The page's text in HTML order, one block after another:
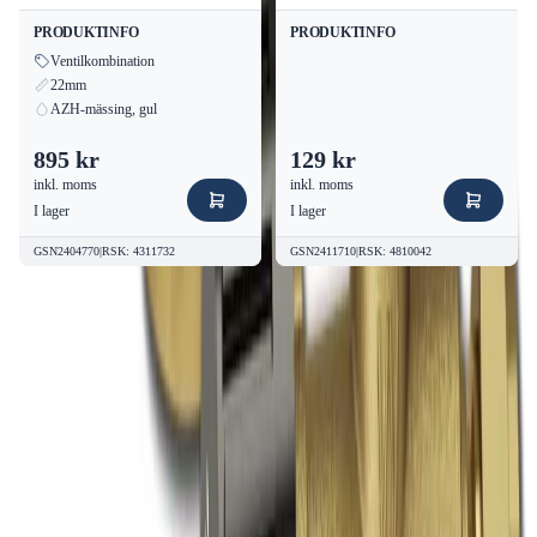
PRODUKTINFO
Ventilkombination
22mm
AZH-mässing, gul
895 kr
inkl. moms
I lager
GSN2404770|RSK: 4311732
PRODUKTINFO
129 kr
inkl. moms
I lager
GSN2411710|RSK: 4810042
Vanliga frågor om
LK LK 550
Blandningsventil - Mässing för
Varmvattenberedning | Ventiler
Blandningsventil | RSK 4920708
Vanliga frågor om LK LK 550